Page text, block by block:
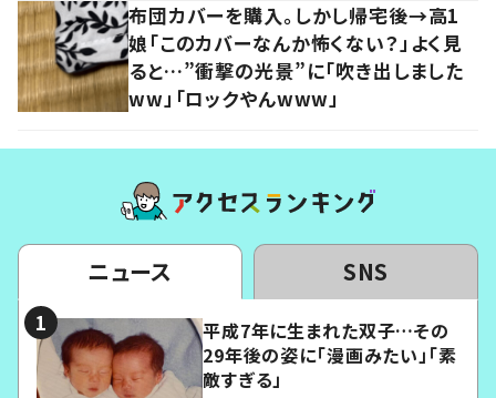
布団カバーを購入。しかし帰宅後→高1
娘「このカバーなんか怖くない？」よく見
ると…”衝撃の光景”に「吹き出しました
ww」「ロックやんwww」
ニュース SNS
平成7年に生まれた双子…その
29年後の姿に「漫画みたい」「素
敵すぎる」